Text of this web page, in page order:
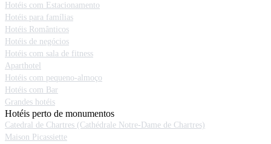
Hotéis com Estacionamento
Hotéis para famílias
Hotéis Românticos
Hotéis de negócios
Hotéis com sala de fitness
Aparthotel
Hotéis com pequeno-almoço
Hotéis com Bar
Grandes hotéis
Hotéis perto de monumentos
Catedral de Chartres (Cathédrale Notre-Dame de Chartres)
Maison Picassiette